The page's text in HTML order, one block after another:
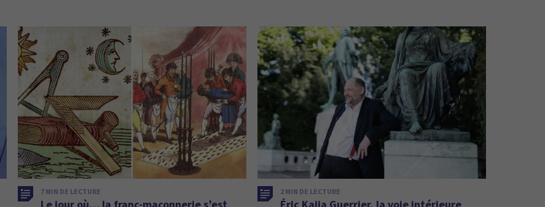
7 MIN DE LECTURE
Le jour où… la franc-maçonnerie s’est
2 MIN DE LECTURE
Éric Kaija Guerrier, la voie intérieure